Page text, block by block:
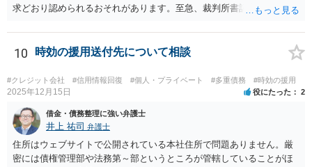
求どおり認められるおそれがあります。至急、裁判所書記官に連絡し
10 時効の援用送付先について相談
#クレジット会社 #信用情報回復 #個人・プライベート #多重債務 #時効の援用
2025年12月15日 役にたった 2
借金・債務整理に強い弁護士
井上 祐司 弁護士
住所はウェブサイトで公開されている本社住所で問題ありません。厳
密には債権管理部や法務第～部というところが管轄していることがほ